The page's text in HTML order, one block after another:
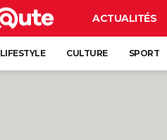
ACTUALITÉS
LIFESTYLE CULTURE SPORT